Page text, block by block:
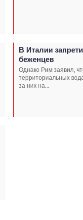
В Италии
беженцев
Однако Рим заявил,
территориальных
за них на...